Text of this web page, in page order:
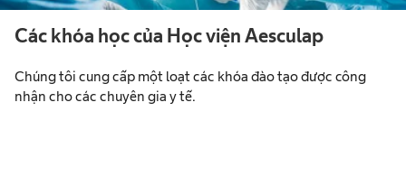
Các khóa học của Học viện Aesculap
Chúng tôi cung cấp một loạt các khóa đào tạo được công
nhận cho các chuyên gia y tế.​